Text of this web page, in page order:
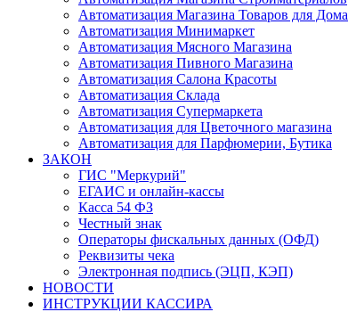
Автоматизация Магазина Товаров для Дома
Автоматизация Минимаркет
Автоматизация Мясного Магазина
Автоматизация Пивного Магазина
Автоматизация Салона Красоты
Автоматизация Склада
Автоматизация Супермаркета
Автоматизация для Цветочного магазина
Автоматизация для Парфюмерии, Бутика
ЗАКОН
ГИС "Меркурий"
ЕГАИС и онлайн-кассы
Касса 54 ФЗ
Честный знак
Операторы фискальных данных (ОФД)
Реквизиты чека
Электронная подпись (ЭЦП, КЭП)
НОВОСТИ
ИНСТРУКЦИИ КАССИРА